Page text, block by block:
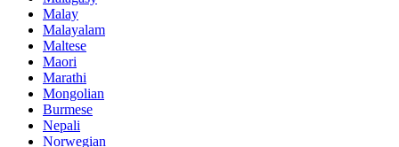
Malay
Malayalam
Maltese
Maori
Marathi
Mongolian
Burmese
Nepali
Norwegian